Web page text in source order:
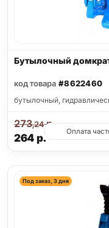
Бутылочный
код товара #8622460
бутылочный,
264р.
273,24р.
Оплата
Под заказ, 3 дня